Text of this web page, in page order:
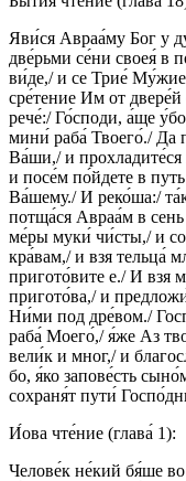
Яви́ся Авраа́му Бог у
две́рьми се́ни своея́ в
ви́де,/ и се Трие́
сре́тение Им от
рече́:/ Го́споди, а́ще
мини́ раба́ Твоего́./ Да
Ва́ши,/ и прохладите́ся
и посе́м по́йдете в
Ва́шему./ И реко́ша:/
потща́ся Авраа́м в
ме́ры муки́ чи́сты,/ и
кра́вам,/ и взя тельца́
пригото́вите е./ И взя
пригото́ва,/ и
Ни́ми под дре́вом./
раба́ Моего́,/ я́же Аз
вели́к и мног,/ и
бо, я́ко запове́сть
сохраня́т пути́
И́ова чте́ние (глава́ 1):
Челове́к не́кий бя́ше